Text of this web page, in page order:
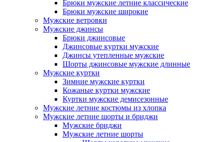
Брюки мужские летние классические
Брюки мужские широкие
Мужские ветровки
Мужские джинсы
Брюки джинсовые
Джинсовые куртки мужские
Джинсы утепленные мужские
Шорты джинсовые мужские длинные
Мужские куртки
Зимние мужские куртки
Кожаные куртки мужские
Куртки мужские демисезонные
Мужские летние костюмы из хлопка
Мужские летние шорты и бриджи
Мужские бриджи
Мужские летние шорты